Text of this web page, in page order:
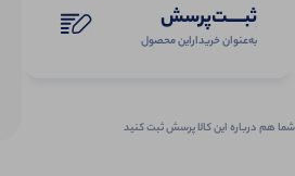
ثبـــــت‌پرسش
به‌عنوان ‌خریدار‌این‌ محصول
شما هم درباره این کالا پرسش ثبت کنید